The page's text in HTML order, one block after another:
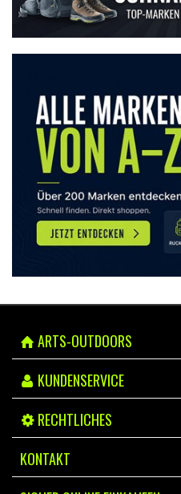
ARTS-OUTDOORS
KUNDENSERVICE
RECHTLICHES
KONTAKT